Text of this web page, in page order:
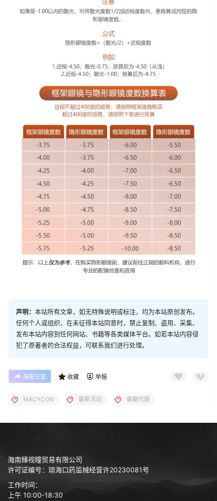
声明： 本站所有文章，如无特殊说明或标注，均为本站原创发布。
任何个人或组织，在未征得本站同意时，禁止复制、盗用、采集、
发布本站内容到任何网站、书籍等各类媒体平台。如若本站内容侵
犯了原著者的合法权益，可联系我们进行处理。
海报分享 收藏 举报
MACYCON 最新活动 美瞳代理
海南臻视瞳贸易有限公司
许可证编号：琼海口药监械经营许20230081号
工作时间：
上午 10:00-18:30